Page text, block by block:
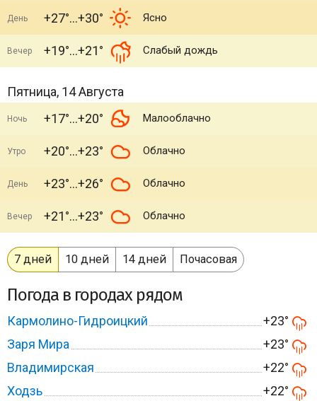
День +27° +30° Ясно
Вечер +19° +21° Слабый дождь
Пятница, 14 Августа
Ночь +17° +20° Малооблачно
Утро +20° +23° Облачно
День +23° +26° Облачно
Вечер +21° +23° Облачно
7 дней 10 дней 14 дней Почасовая
Погода в городах рядом
Кармолино-Гидроицкий
+23°
Заря Мира
+23°
Владимирская
+22°
Ходзь
+22°